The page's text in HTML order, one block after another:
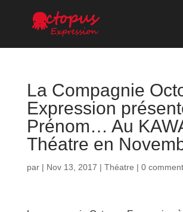
La Compagnie
Expression
Prénom… Au
Théatre en
par | Nov 13, 2017 | Théatre | 0